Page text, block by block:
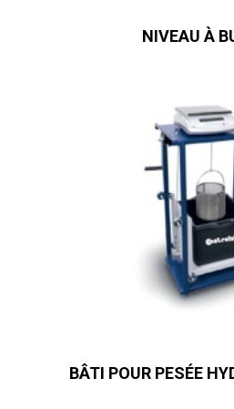
NIVEAU À
BÂTI POUR PESÉE